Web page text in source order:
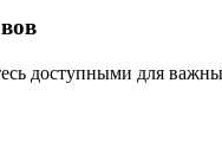
доступными для